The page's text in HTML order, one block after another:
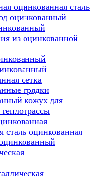
оцинкованная сталь
оцинкованный
из оцинкованной
сетка
грядки
кожух для
сталь оцинкованная